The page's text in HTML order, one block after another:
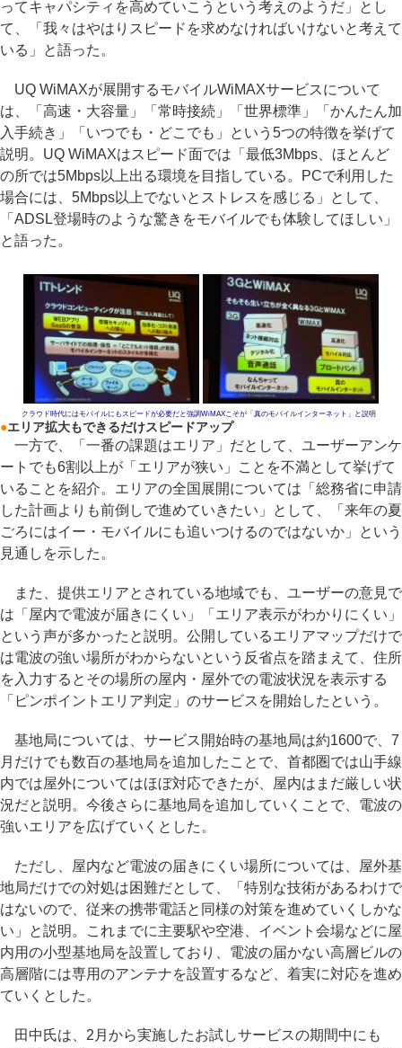
ってキャパシティを高めていこうという考えのようだ」とし
て、「我々はやはりスピードを求めなければいけないと考えて
いる」と語った。
UQ WiMAXが展開するモバイルWiMAXサービスについて
は、「高速・大容量」「常時接続」「世界標準」「かんたん加
入手続き」「いつでも・どこでも」という5つの特徴を挙げて
説明。UQ WiMAXはスピード面では「最低3Mbps、ほとんど
の所では5Mbps以上出る環境を目指している。PCで利用した
場合には、5Mbps以上でないとストレスを感じる」として、
「ADSL登場時のような驚きをモバイルでも体験してほしい」
と語った。
クラウド時代にはモバイルにもスピードが必要だと強調WiMAXこそが「真のモバイルインターネット」と説明
●エリア拡大もできるだけスピードアップ
一方で、「一番の課題はエリア」だとして、ユーザーアンケ
ートでも6割以上が「エリアが狭い」ことを不満として挙げて
いることを紹介。エリアの全国展開については「総務省に申請
した計画よりも前倒しで進めていきたい」として、「来年の夏
ごろにはイー・モバイルにも追いつけるのではないか」という
見通しを示した。
また、提供エリアとされている地域でも、ユーザーの意見で
は「屋内で電波が届きにくい」「エリア表示がわかりにくい」
という声が多かったと説明。公開しているエリアマップだけで
は電波の強い場所がわからないという反省点を踏まえて、住所
を入力するとその場所の屋内・屋外での電波状況を表示する
「ピンポイントエリア判定」のサービスを開始したという。
基地局については、サービス開始時の基地局は約1600で、7
月だけでも数百の基地局を追加したことで、首都圏では山手線
内では屋外についてはほぼ対応できたが、屋内はまだ厳しい状
況だと説明。今後さらに基地局を追加していくことで、電波の
強いエリアを広げていくとした。
ただし、屋内など電波の届きにくい場所については、屋外基
地局だけでの対処は困難だとして、「特別な技術があるわけで
はないので、従来の携帯電話と同様の対策を進めていくしかな
い」と説明。これまでに主要駅や空港、イベント会場などに屋
内用の小型基地局を設置しており、電波の届かない高層ビルの
高層階には専用のアンテナを設置するなど、着実に対応を進め
ていくとした。
田中氏は、2月から実施したお試しサービスの期間中にも